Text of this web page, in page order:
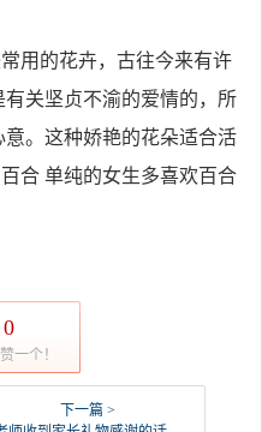
用的花卉，古往今来有许
关坚贞不渝的爱情的，所
。这种娇艳的花朵适合活
合 单纯的女生多喜欢百合
0
一个！
下一篇 >